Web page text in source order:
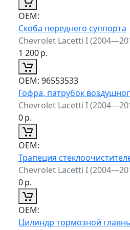
ОЕМ:
Скоба переднего суппорта
Chevrolet Lacetti I
1 200р.
ОЕМ: 96553533
Гофра, патрубок
Chevrolet Lacetti I
0р.
ОЕМ:
Трапеция
Chevrolet Lacetti I
0р.
ОЕМ:
Цилиндр тормозной